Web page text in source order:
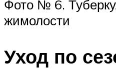
Фото № 6.
жимолости
Уход по